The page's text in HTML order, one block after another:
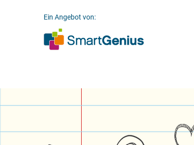
Ein Angebot von: